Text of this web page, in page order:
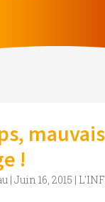
!
| Juin 16, 2015 |